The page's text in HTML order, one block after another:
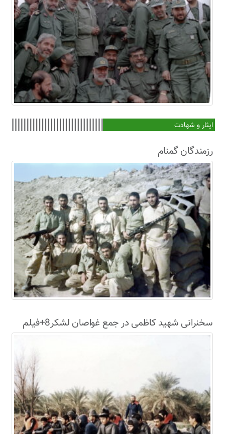
ایثار و شهادت
رزمندگان گمنام
سخنرانی شهید کاظمی در جمع غواصان لشکر8+فیلم